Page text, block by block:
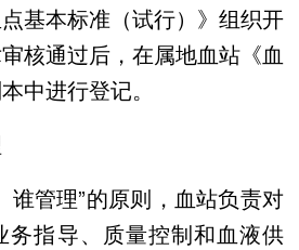
基本标准（试行）》组织开
核通过后，在属地血站《血
中进行登记。
管理”的原则，血站负责对
务指导、质量控制和血液供